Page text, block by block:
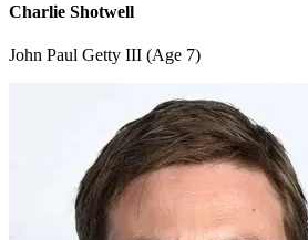
Charlie Shotwell
John Paul Getty III (Age 7)